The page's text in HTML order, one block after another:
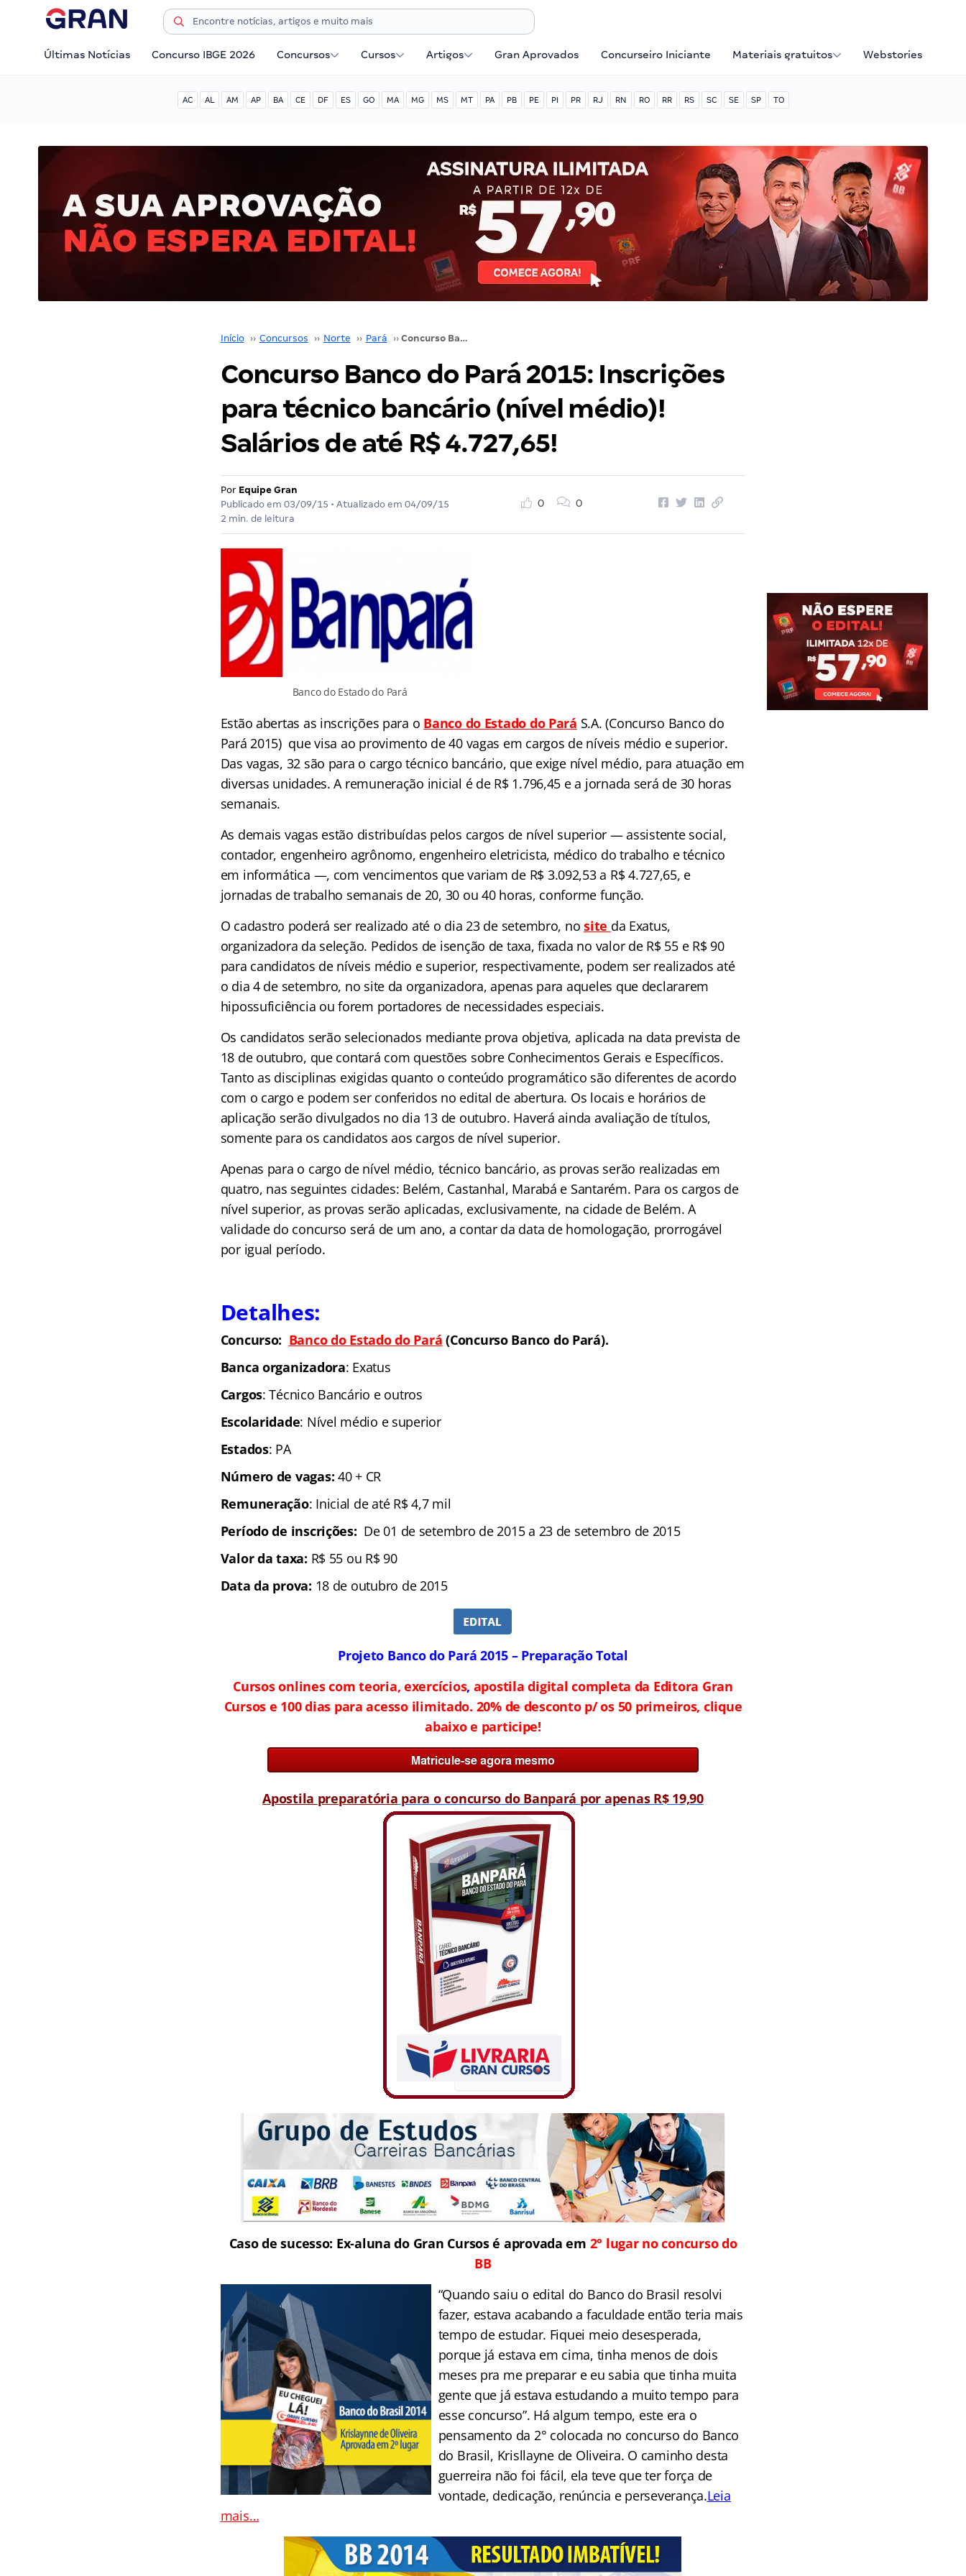
Últimas Notícias Concurso IBGE 2026 Concursos Cursos Artigos Gran Aprovados Concurseiro Iniciante Materiais gratuitos Webstories
AC AL AM AP BA CE DF ES GO MA MG MS MT PA PB PE PI PR RJ RN RO RR RS SC SE SP TO
Início ›› Concursos ›› Norte ›› Pará ›› Concurso Banco do Pará 2015: Inscrições para técnico bancário (nível médio)! Salários de até R$ 4.727,65!
Concurso Banco do Pará 2015: Inscrições
para técnico bancário (nível médio)!
Salários de até R$ 4.727,65!
Por Equipe Gran
Publicado em 03/09/15 • Atualizado em 04/09/15
2 min. de leitura
0 0
Banco do Estado do Pará
Estão abertas as inscrições para o Banco do Estado do Pará S.A. (Concurso Banco do
Pará 2015) que visa ao provimento de 40 vagas em cargos de níveis médio e superior.
Das vagas, 32 são para o cargo técnico bancário, que exige nível médio, para atuação em
diversas unidades. A remuneração inicial é de R$ 1.796,45 e a jornada será de 30 horas
semanais.
As demais vagas estão distribuídas pelos cargos de nível superior — assistente social,
contador, engenheiro agrônomo, engenheiro eletricista, médico do trabalho e técnico
em informática —, com vencimentos que variam de R$ 3.092,53 a R$ 4.727,65, e
jornadas de trabalho semanais de 20, 30 ou 40 horas, conforme função.
O cadastro poderá ser realizado até o dia 23 de setembro, nosite da Exatus,
organizadora da seleção. Pedidos de isenção de taxa, fixada no valor de R$ 55 e R$ 90
para candidatos de níveis médio e superior, respectivamente, podem ser realizados até
o dia 4 de setembro, no site da organizadora, apenas para aqueles que declararem
hipossuficiência ou forem portadores de necessidades especiais.
Os candidatos serão selecionados mediante prova objetiva, aplicada na data prevista de
18 de outubro, que contará com questões sobre Conhecimentos Gerais e Específicos.
Tanto as disciplinas exigidas quanto o conteúdo programático são diferentes de acordo
com o cargo e podem ser conferidos no edital de abertura. Os locais e horários de
aplicação serão divulgados no dia 13 de outubro. Haverá ainda avaliação de títulos,
somente para os candidatos aos cargos de nível superior.
Apenas para o cargo de nível médio, técnico bancário, as provas serão realizadas em
quatro, nas seguintes cidades: Belém, Castanhal, Marabá e Santarém. Para os cargos de
nível superior, as provas serão aplicadas, exclusivamente, na cidade de Belém. A
validade do concurso será de um ano, a contar da data de homologação, prorrogável
por igual período.
Detalhes:
Concurso: Banco do Estado do Pará (Concurso Banco do Pará).
Banca organizadora: Exatus
Cargos: Técnico Bancário e outros
Escolaridade: Nível médio e superior
Estados: PA
Número de vagas: 40 + CR
Remuneração: Inicial de até R$ 4,7 mil
Período de inscrições: De 01 de setembro de 2015 a 23 de setembro de 2015
Valor da taxa: R$ 55 ou R$ 90
Data da prova: 18 de outubro de 2015
Projeto Banco do Pará 2015 – Preparação Total
Cursos onlines com teoria, exercícios, apostila digital completa da Editora Gran
Cursos e 100 dias para acesso ilimitado. 20% de desconto p/ os 50 primeiros, clique
abaixo e participe!
Apostila preparatória para o concurso do Banpará por apenas R$ 19,90
Caso de sucesso: Ex-aluna do Gran Cursos é aprovada em 2° lugar no concurso do
BB
“Quando saiu o edital do Banco do Brasil resolvi
fazer, estava acabando a faculdade então teria mais
tempo de estudar. Fiquei meio desesperada,
porque já estava em cima, tinha menos de dois
meses pra me preparar e eu sabia que tinha muita
gente que já estava estudando a muito tempo para
esse concurso”. Há algum tempo, este era o
pensamento da 2° colocada no concurso do Banco
do Brasil, Krisllayne de Oliveira. O caminho desta
guerreira não foi fácil, ela teve que ter força de
vontade, dedicação, renúncia e perseverança.Leia
mais…